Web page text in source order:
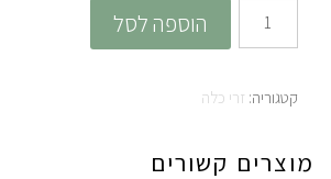
כמות
של
הוספה לסל
קטגוריה: זרי כלה
מוצרים קשורים